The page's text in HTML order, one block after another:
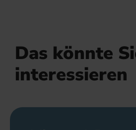
Das könnte
interessieren